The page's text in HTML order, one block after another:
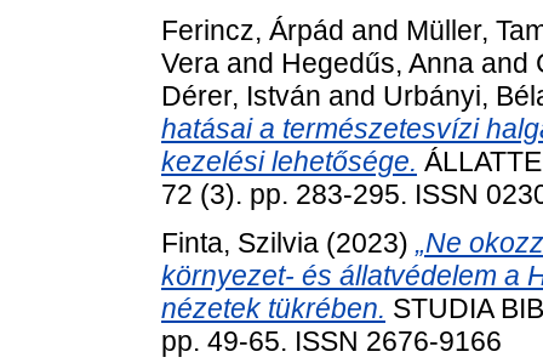
Ferincz, Árpád and Müller,
Vera and Hegedűs, Anna and
Dérer, István and Urbányi,
hatásai a természetesvízi
kezelési lehetősége.
72 (3). pp. 283-295. ISSN
Finta, Szilvia (2023) „Ne
környezet- és állatvédelem a
nézetek tükrében. STUDIA
pp. 49-65. ISSN 2676-9166